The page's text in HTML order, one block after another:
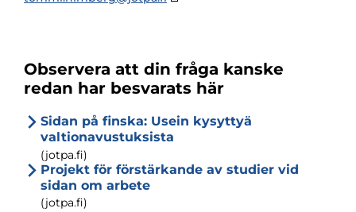
Observera att din fråga kanske
redan har besvarats här
Sidan på finska: Usein kysyttyä
valtionavustuksista
(jotpa.fi)
Projekt för förstärkande av studier vid
sidan om arbete
(jotpa.fi)